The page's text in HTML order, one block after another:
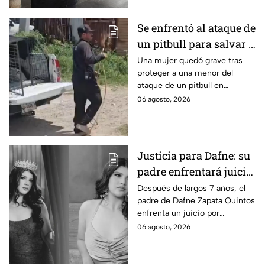
Se enfrentó al ataque de
un pitbull para salvar a
una menor; hoy lucha
por su vida en Zapopan
Una mujer quedó grave tras
proteger a una menor del
ataque de un pitbull en
Zapopan; la víctima sufrió
06 agosto, 2026
Justicia para Dafne: su
padre enfrentará juicio
por presunto abuso
cometido en 2019 en
Tamaulipas
Después de largos 7 años, el
padre de Dafne Zapata Quintos
enfrenta un juicio por
presuntamente abusar de la
06 agosto, 2026